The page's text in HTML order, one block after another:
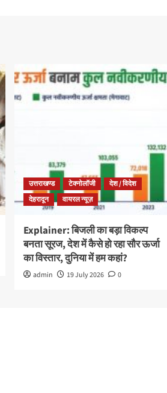
उत्तराखण्ड टेक्नोलॉजी
देश / विदेश
देहरादून
वायरल न्यूज़
Explainer: बिजली का बड़ा विकल्प
बनता सूरज, देश में कैसे हो रहा सौर ऊर्जा
का विस्तार, दुनिया में हम कहां?
admin 19 July 2026 0